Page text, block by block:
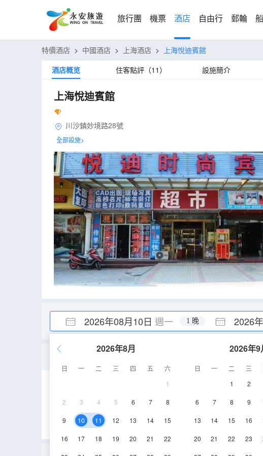
旅行團 機票 酒店 自由行 郵輪
特價酒店 > 中國酒店 > 上海酒店 >
上海悅迪賓館
酒店概览
住客點評（11） 設施簡介
上海悅迪賓館
川沙鎮妙境路28號
全部設施>
2026年08月10日 週一 2026
1 晚
2026年8月
日 一 二 三 四 五
六
1
2 3 4 5 6 7 8
9 10 11 12 13 14 15
16 17 18 19 20 21 22
2026年9
日 一 二 三
1
2
6 7 8 9
13 14 15 16
20 21 22 23
電視機